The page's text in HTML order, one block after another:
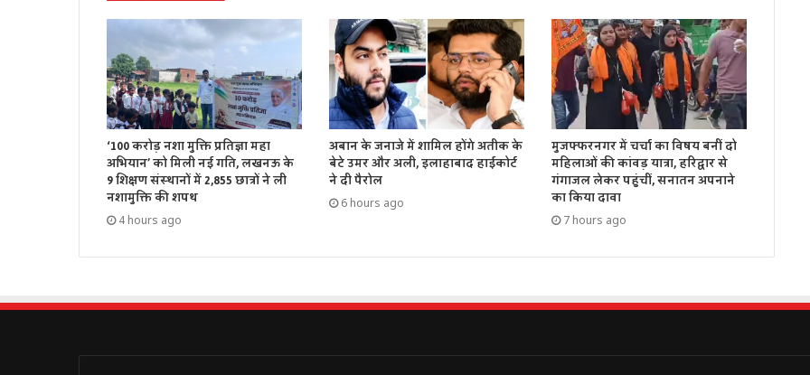
‘100 करोड़ नशा मुक्ति प्रतिज्ञा महा
अभियान’ को मिली नई गति, लखनऊ के
9 शिक्षण संस्थानों में 2,855 छात्रों ने ली
नशामुक्ति की शपथ
4 hours ago
अबान के जनाजे में शामिल होंगे अतीक के
बेटे उमर और अली, इलाहाबाद हाईकोर्ट
ने दी पैरोल
6 hours ago
मुजफ्फरनगर में चर्चा का विषय बनीं दो
महिलाओं की कांवड़ यात्रा, हरिद्वार से
गंगाजल लेकर पहुंचीं, सनातन अपनाने
का किया दावा
7 hours ago